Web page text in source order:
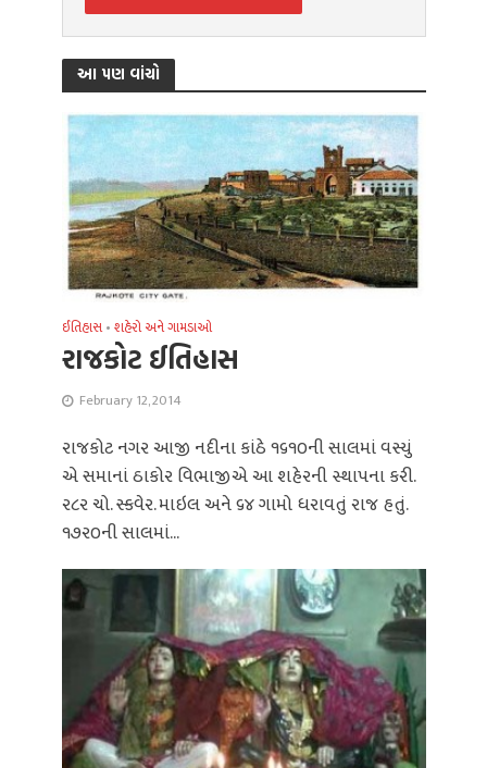
આ પણ વાંચો
ઈતિહાસ •શહેરો અને ગામડાઓ
રાજકોટ ઈતિહાસ
February 12, 2014
રાજકોટ નગર આજી નદીના કાંઠે ૧૬૧૦ની સાલમાં વસ્‍યું
એ સમાનાં ઠાકોર વિભાજીએ આ શહેરની સ્થાપના કરી.
ર૮ર ચો. સ્‍કવેર. માઇલ અને ૬૪ ગામો ધરાવતું રાજ હતું.
૧૭ર૦ની સાલમાં...